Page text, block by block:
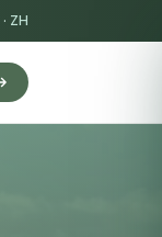
· ZH